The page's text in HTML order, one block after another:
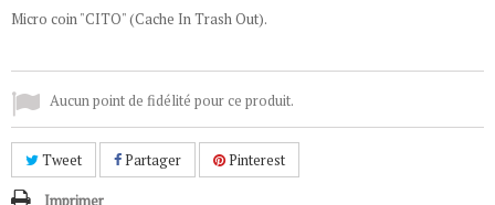
Micro coin "CITO" (Cache In Trash Out).
Aucun point de fidélité pour ce produit.
Tweet Partager Pinterest
Imprimer